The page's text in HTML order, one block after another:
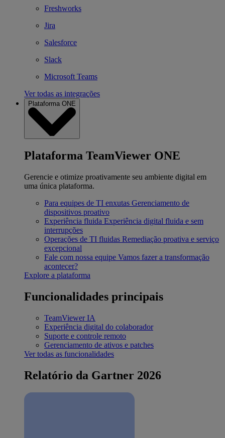
Freshworks
Jira
Salesforce
Slack
Microsoft Teams
Ver todas as integrações
Plataforma ONE
Plataforma TeamViewer ONE
Gerencie e otimize proativamente seu ambiente digital em
uma única plataforma.
Para equipes de TI enxutas Gerenciamento de
dispositivos proativo
Experiência fluida Experiência digital fluida e sem
interrupções
Operações de TI fluidas Remediação proativa e serviço
excepcional
Fale com nossa equipe Vamos fazer a transformação
acontecer?
Explore a plataforma
Funcionalidades principais
TeamViewer IA
Experiência digital do colaborador
Suporte e controle remoto
Gerenciamento de ativos e patches
Ver todas as funcionalidades
Relatório da Gartner 2026